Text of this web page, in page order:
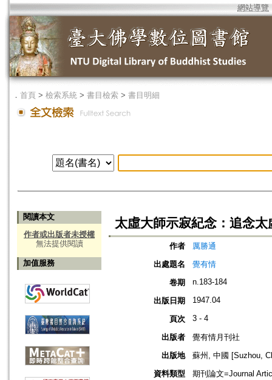
網站導覽
． 首頁 > 檢索系統 > 書目檢索 > 書目明細
閱讀本文
作者或出版者未授權
無法提供閱讀
加值服務
太虛大師示寂紀念：追念太
作者
厲勝通
出處題名
覺有情
卷期
n.183-184
出版日期 1947.04
頁次 3 - 4
出版者
覺有情月刊社
出版地
蘇州, 中國 [Suzhou,
資料類型
期刊論文=Journal